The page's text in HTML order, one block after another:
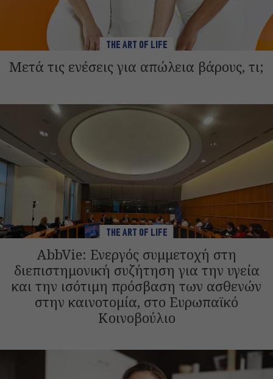
THE ART OF LIFE
Μετά τις ενέσεις για απώλεια βάρους, τι;
THE ART OF LIFE
AbbVie: Ενεργός συμμετοχή στη
διεπιστημονική συζήτηση για την υγεία
και την ισότιμη πρόσβαση των ασθενών
στην καινοτομία, στο Ευρωπαϊκό
Κοινοβούλιο